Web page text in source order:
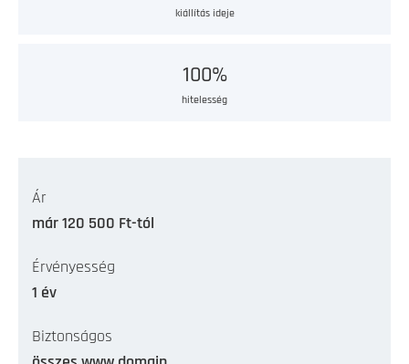
kiállítás ideje
100%
hitelesség
Ár
már 120 500 Ft-tól
Érvényesség
1 év
Biztonságos